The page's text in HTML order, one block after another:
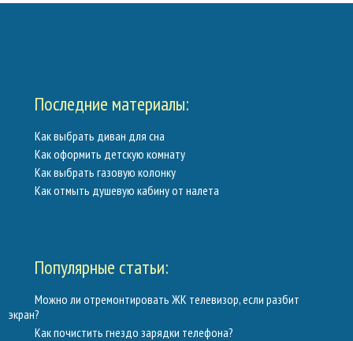
Последние материалы:
Как выбрать диван для сна
Как оформить детскую комнату
Как выбрать газовую колонку
Как отмыть душевую кабину от налета
Популярные статьи:
Можно ли отремонтировать ЖК телевизор, если разбит
экран?
Как почистить гнездо зарядки телефона?